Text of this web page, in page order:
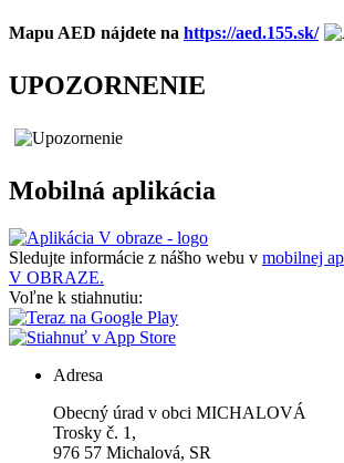
Mapu AED nájdete na https://aed.155.sk/
UPOZORNENIE
Mobilná aplikácia
Sledujte informácie z nášho webu v mobilnej
V OBRAZE.
Voľne k stiahnutiu:
Adresa
Obecný úrad v obci MICHALOVÁ
Trosky č. 1,
976 57 Michalová, SR